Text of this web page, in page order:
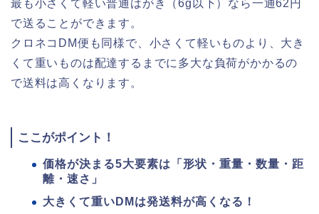
最も小さくて軽い普通はがき（6g以下）なら一通62円
で送ることができます。
クロネコDM便も同様で、小さくて軽いものより、大き
くて重いものは配達するまでに多大な負荷がかかるの
で送料は高くなります。
ここがポイント！
価格が決まる5大要素は「形状・重量・数量・距
離・速さ」
大きくて重いDMは発送料が高くなる！